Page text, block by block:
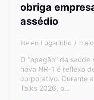
obriga
assédio
Helen Lugarinho
O “apagão” da
nova NR-1 é reflexo
corporativo. Durante
Talks 2026, o…